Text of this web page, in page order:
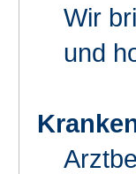
Wir
und